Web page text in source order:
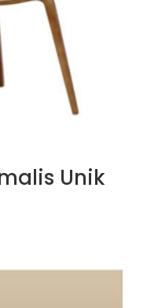
Unik